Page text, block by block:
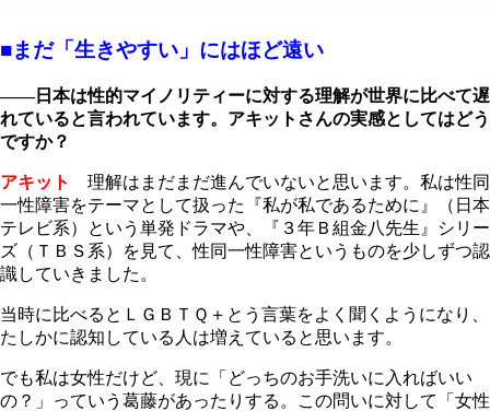
■まだ「生きやすい」にはほど遠い
――日本は性的マイノリティーに対する理解が世界に比べて遅
れていると言われています。アキットさんの実感としてはどう
ですか？
アキット
理解はまだまだ進んでいないと思います。私は性同
一性障害をテーマとして扱った『私が私であるために』（日本
テレビ系）という単発ドラマや、『３年Ｂ組金八先生』シリー
ズ（ＴＢＳ系）を見て、性同一性障害というものを少しずつ認
識していきました。
当時に比べるとＬＧＢＴＱ＋とう言葉をよく聞くようになり、
たしかに認知している人は増えていると思います。
でも私は女性だけど、現に「どっちのお手洗いに入ればいい
の？」っていう葛藤があったりする。この問いに対して「女性